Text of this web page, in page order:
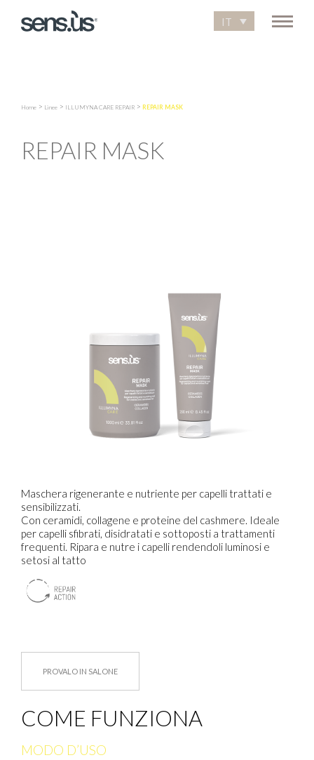
IT
Home > Linee > ILLUMYNA CARE REPAIR > REPAIR MASK
REPAIR MASK
Maschera rigenerante e nutriente per capelli trattati e
sensibilizzati.
Con ceramidi, collagene e proteine del cashmere. Ideale
per capelli sfibrati, disidratati e sottoposti a trattamenti
frequenti. Ripara e nutre i capelli rendendoli luminosi e
setosi al tatto
PROVALO IN SALONE
COME FUNZIONA
MODO D’USO